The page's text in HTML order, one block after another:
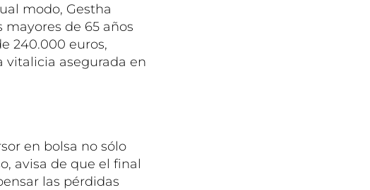
modo, Gestha
de 65 años
240.000 euros,
asegurada en
en bolsa no sólo
avisa de que el final
las pérdidas